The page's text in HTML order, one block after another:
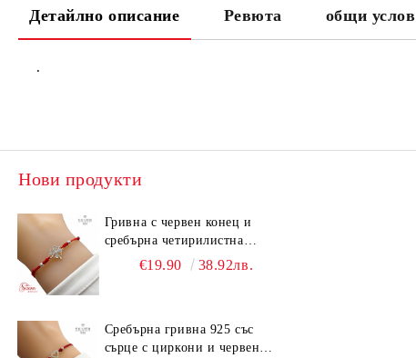
Детайлно описание Ревюта общи
.
Нови продукти
Гривна с червен конец и
сребърна четирилистна
детелина 925
€19.90 38.92лв.
Сребърна гривна 925 със
сърце с циркони и червен